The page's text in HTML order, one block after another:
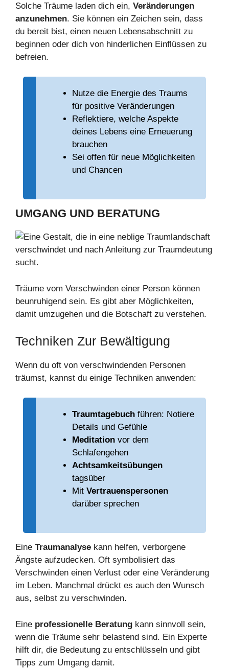
Solche Träume laden dich ein, Veränderungen
anzunehmen. Sie können ein Zeichen sein, dass
du bereit bist, einen neuen Lebensabschnitt zu
beginnen oder dich von hinderlichen Einflüssen zu
befreien.
Nutze die Energie des Traums
für positive Veränderungen
Reflektiere, welche Aspekte
deines Lebens eine Erneuerung
brauchen
Sei offen für neue Möglichkeiten
und Chancen
UMGANG UND BERATUNG
Träume vom Verschwinden einer Person können
beunruhigend sein. Es gibt aber Möglichkeiten,
damit umzugehen und die Botschaft zu verstehen.
Techniken Zur Bewältigung
Wenn du oft von verschwindenden Personen
träumst, kannst du einige Techniken anwenden:
Traumtagebuch führen: Notiere
Details und Gefühle
Meditation vor dem
Schlafengehen
Achtsamkeitsübungen
tagsüber
Mit Vertrauenspersonen
darüber sprechen
Eine Traumanalyse kann helfen, verborgene
Ängste aufzudecken. Oft symbolisiert das
Verschwinden einen Verlust oder eine Veränderung
im Leben. Manchmal drückt es auch den Wunsch
aus, selbst zu verschwinden.
Eine professionelle Beratung kann sinnvoll sein,
wenn die Träume sehr belastend sind. Ein Experte
hilft dir, die Bedeutung zu entschlüsseln und gibt
Tipps zum Umgang damit.